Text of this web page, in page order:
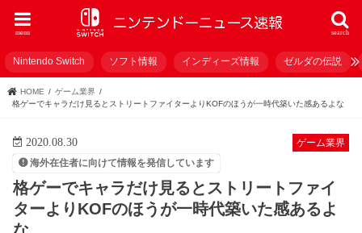
search
menu
Nintendo Switch ソフト情報 インディーズ情報 ゼルダの伝説
HOME
ゲーム業界
格ゲーでキャラだけ見るとストリートファイターよりKOFのほうが一時代築いた感あるよな
ゲーム業界
2020.08.30
海外在住者に向けて情報を発信しています
格ゲーでキャラだけ見るとストリートファイ
ターよりKOFのほうが一時代築いた感あるよ
な